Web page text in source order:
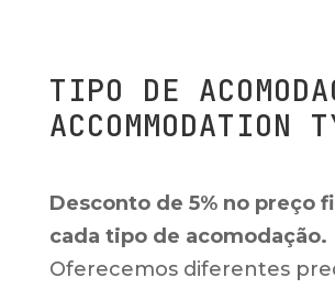
TIPO DE
ACCOMMODATION
Desconto de 5% no preço
cada tipo de acomodação.
Oferecemos diferentes